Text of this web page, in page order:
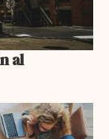
al